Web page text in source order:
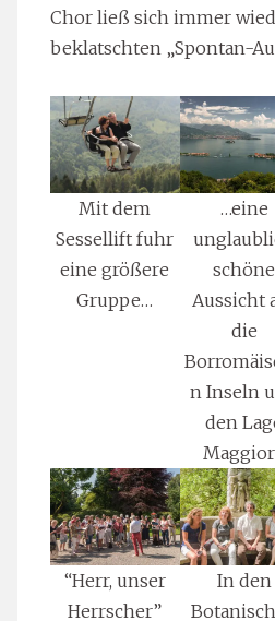
Chor ließ sich immer
beklatschten „Spontan-
Mit dem
Sessellift fuhr
eine größere
Gruppe…
…eine
schöne
Aussicht
die
n Inseln
den
“Herr, unser
Herrscher”
In den